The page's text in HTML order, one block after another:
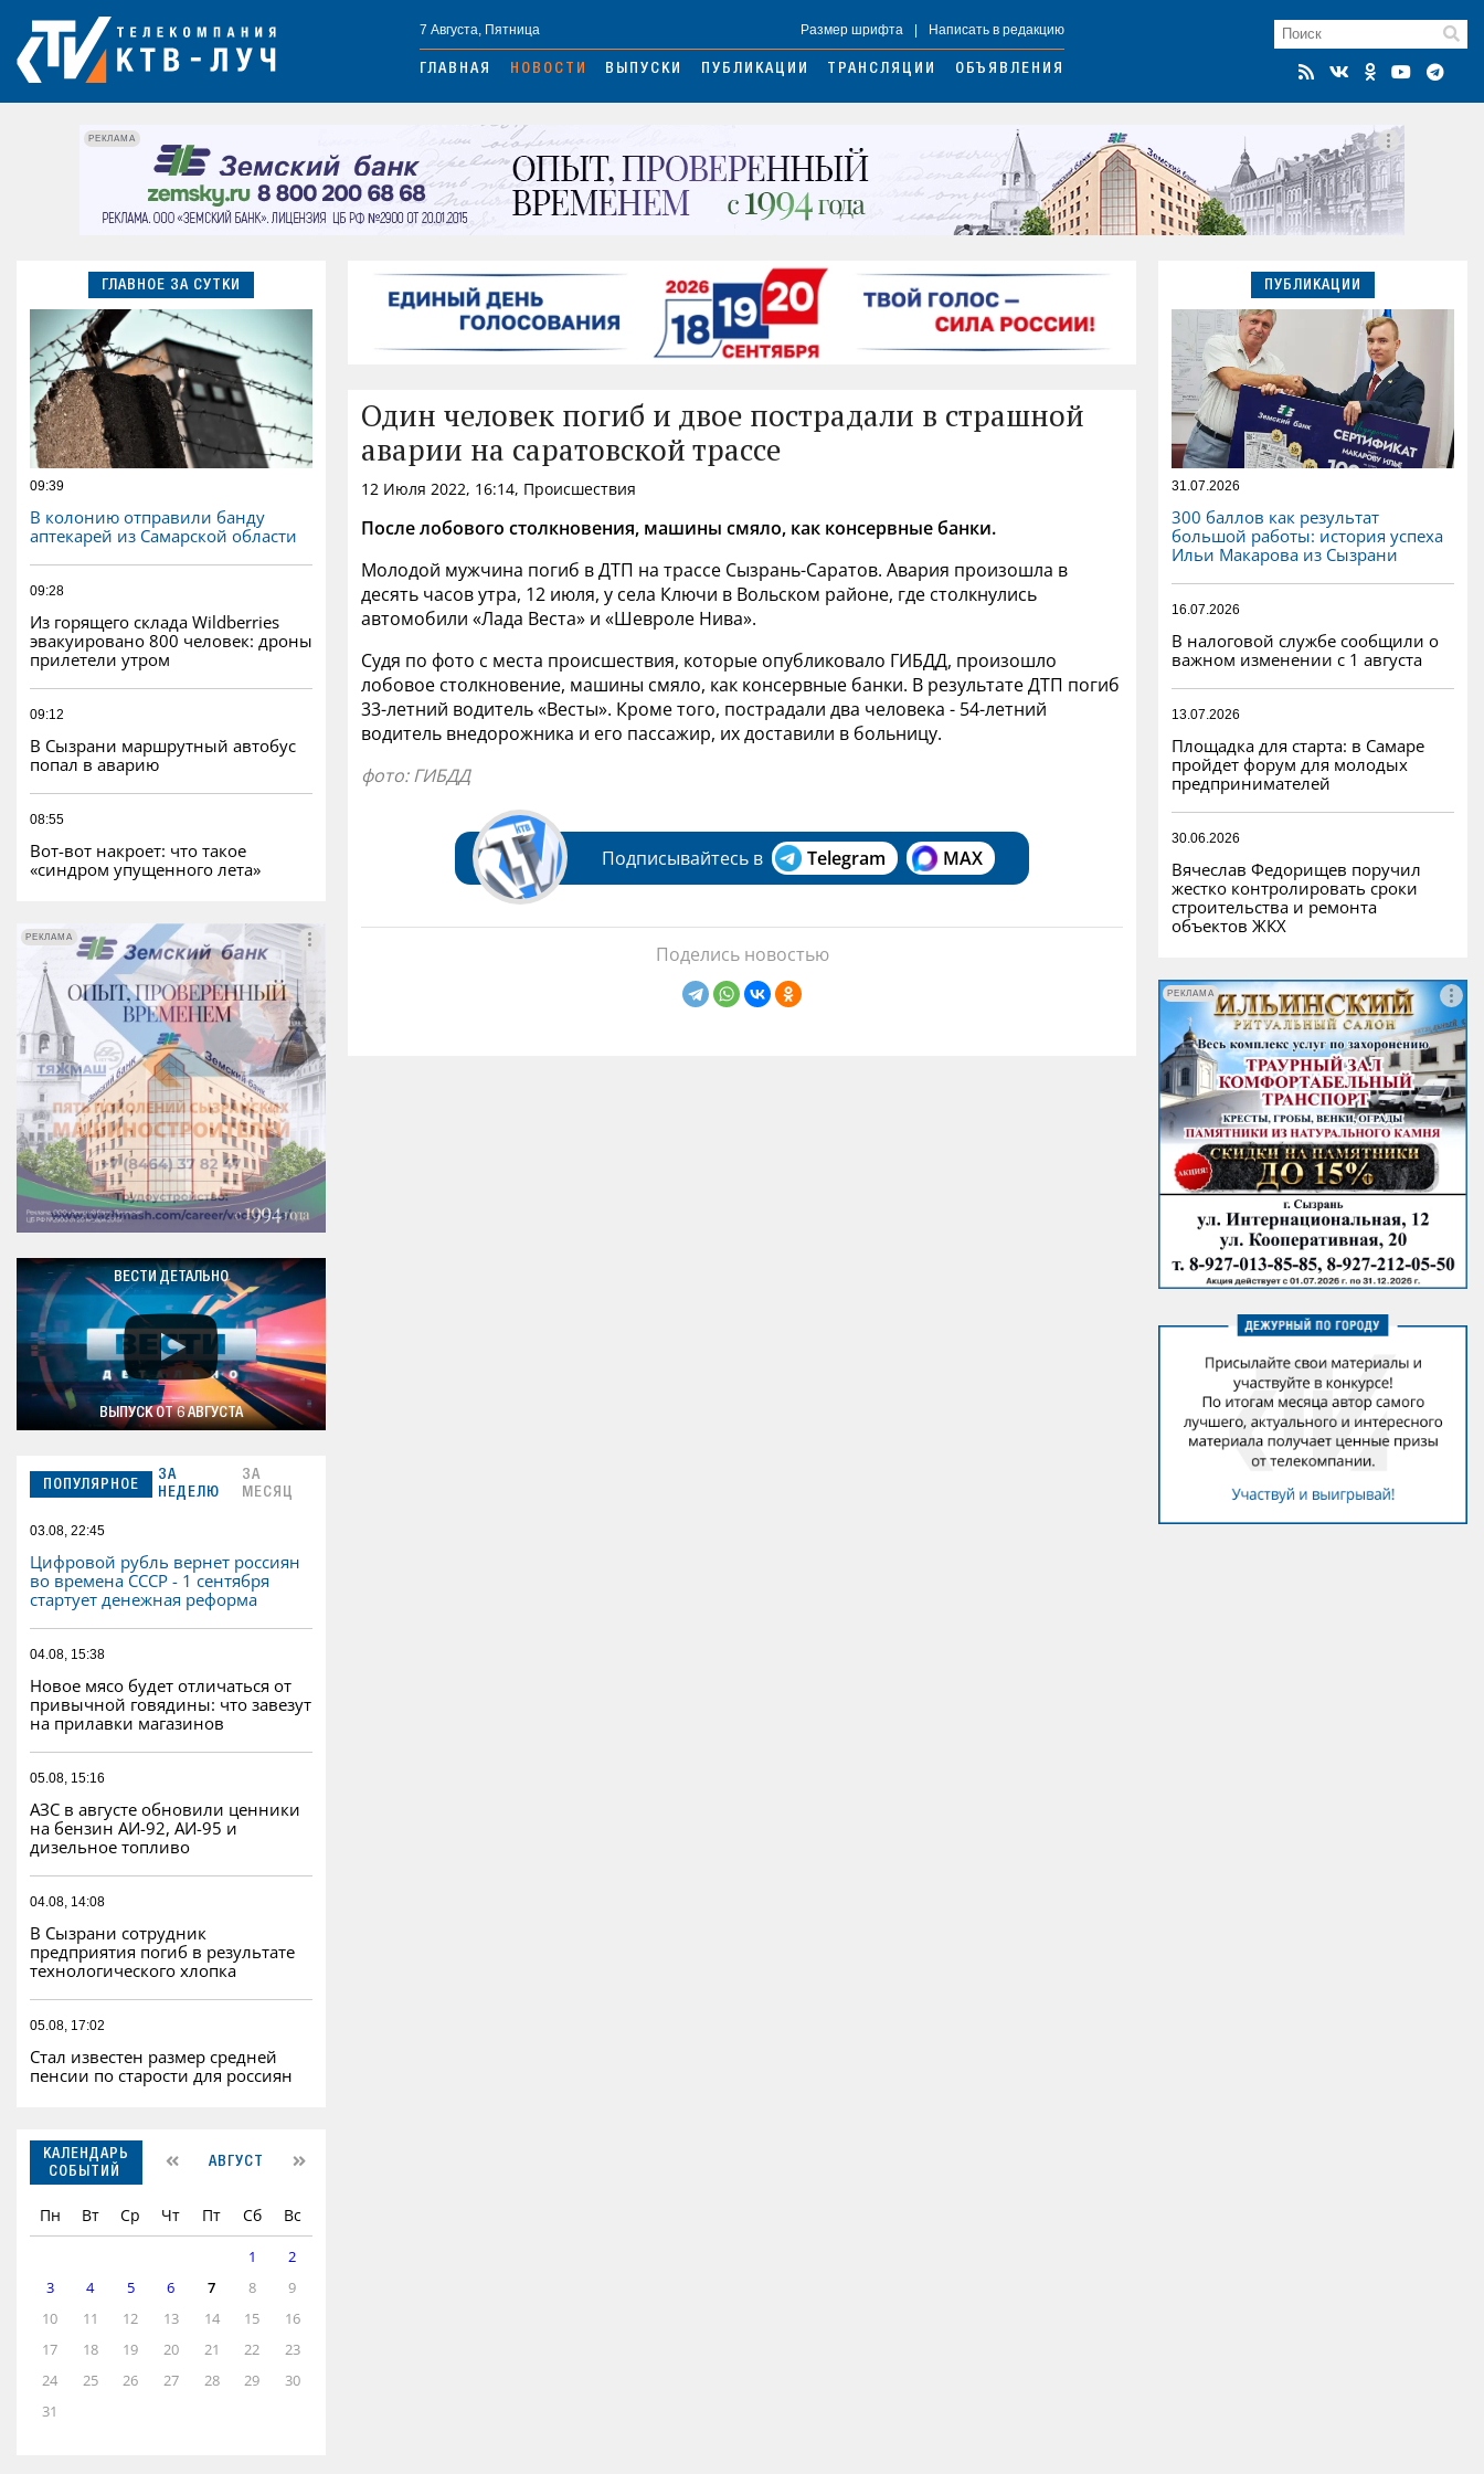
7 Августа, Пятница Размер шрифта Написать в редакцию
ГЛАВНАЯ НОВОСТИ ВЫПУСКИ ПУБЛИКАЦИИ ТРАНСЛЯЦИИ ОБЪЯВЛЕНИЯ
РЕКЛАМА
ГЛАВНОЕ ЗА СУТКИ
09:39
В колонию отправили банду
аптекарей из Самарской области
09:28
Из горящего склада Wildberries
эвакуировано 800 человек: дроны
прилетели утром
09:12
В Сызрани маршрутный автобус
попал в аварию
08:55
Вот-вот накроет: что такое
«синдром упущенного лета»
РЕКЛАМА
РЕКЛАМА
ВЕСТИ ДЕТАЛЬНО
ВЫПУСК ОТ 6 АВГУСТА
ПОПУЛЯРНОЕ
ЗА
НЕДЕЛЮ
ЗА
МЕСЯЦ
03.08, 22:45
Цифровой рубль вернет россиян
во времена СССР - 1 сентября
стартует денежная реформа
04.08, 15:38
Новое мясо будет отличаться от
привычной говядины: что завезут
на прилавки магазинов
05.08, 15:16
АЗС в августе обновили ценники
на бензин АИ-92, АИ-95 и
дизельное топливо
04.08, 14:08
В Сызрани сотрудник
предприятия погиб в результате
технологического хлопка
05.08, 17:02
Стал известен размер средней
пенсии по старости для россиян
КАЛЕНДАРЬ
СОБЫТИЙ
АВГУСТ
Пн Вт Ср Чт Пт Сб Вс
1
2
3
4 5 6 7 8
9
10
11 12 13 14 15
16
17
18 19 20 21 22
23
24
25 26 27 28 29
30
31
Один человек погиб и двое пострадали в страшной
аварии на саратовской трассе
12 Июля 2022, 16:14, Происшествия
После лобового столкновения, машины смяло, как консервные банки.
Молодой мужчина погиб в ДТП на трассе Сызрань-Саратов. Авария произошла в
десять часов утра, 12 июля, у села Ключи в Вольском районе, где столкнулись
автомобили «Лада Веста» и «Шевроле Нива».
Судя по фото с места происшествия, которые опубликовало ГИБДД, произошло
лобовое столкновение, машины смяло, как консервные банки. В результате ДТП погиб
33-летний водитель «Весты». Кроме того, пострадали два человека - 54-летний
водитель внедорожника и его пассажир, их доставили в больницу.
фото: ГИБДД
Подписывайтесь в Telegram MAX
Поделись новостью
ПУБЛИКАЦИИ
31.07.2026
300 баллов как результат
большой работы: история успеха
Ильи Макарова из Сызрани
16.07.2026
В налоговой службе сообщили о
важном изменении с 1 августа
13.07.2026
Площадка для старта: в Самаре
пройдет форум для молодых
предпринимателей
30.06.2026
Вячеслав Федорищев поручил
жестко контролировать сроки
строительства и ремонта
объектов ЖКХ
РЕКЛАМА